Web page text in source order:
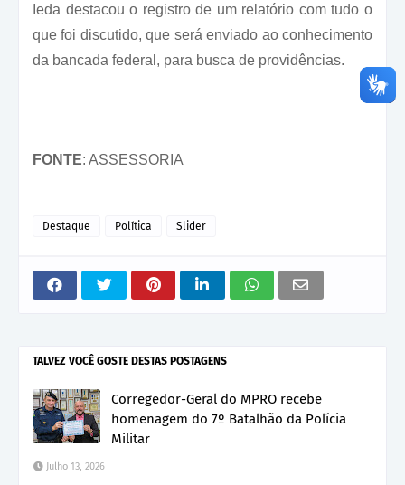
Ieda destacou o registro de um relatório com tudo o
que foi discutido, que será enviado ao conhecimento
da bancada federal, para busca de providências.
FONTE: ASSESSORIA
Destaque Política Slider
TALVEZ VOCÊ GOSTE DESTAS POSTAGENS
Corregedor-Geral do MPRO recebe
homenagem do 7º Batalhão da Polícia
Militar
Julho 13, 2026